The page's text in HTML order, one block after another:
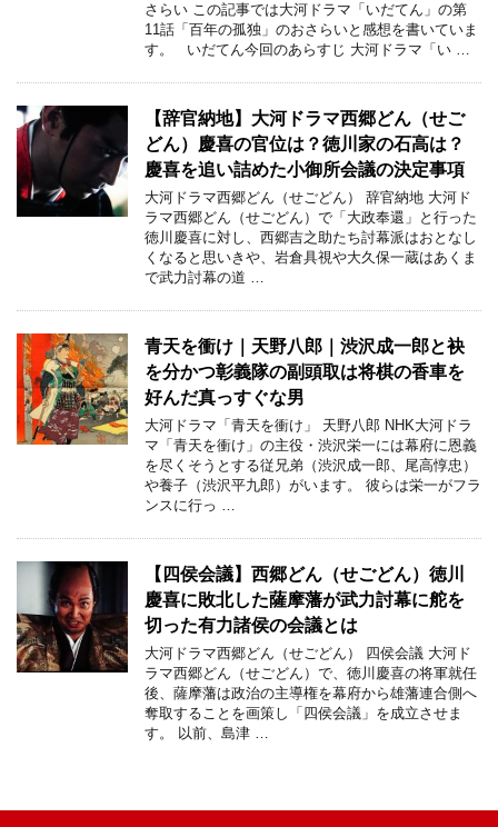
さらい この記事では大河ドラマ「いだてん」の第
11話「百年の孤独」のおさらいと感想を書いていま
す。 いだてん今回のあらすじ 大河ドラマ「い …
【辞官納地】大河ドラマ西郷どん（せご
どん）慶喜の官位は？徳川家の石高は？
慶喜を追い詰めた小御所会議の決定事項
大河ドラマ西郷どん（せごどん） 辞官納地 大河ド
ラマ西郷どん（せごどん）で「大政奉還」と行った
徳川慶喜に対し、西郷吉之助たち討幕派はおとなし
くなると思いきや、岩倉具視や大久保一蔵はあくま
で武力討幕の道 …
青天を衝け｜天野八郎｜渋沢成一郎と袂
を分かつ彰義隊の副頭取は将棋の香車を
好んだ真っすぐな男
大河ドラマ「青天を衝け」 天野八郎 NHK大河ドラ
マ「青天を衝け」の主役・渋沢栄一には幕府に恩義
を尽くそうとする従兄弟（渋沢成一郎、尾高惇忠）
や養子（渋沢平九郎）がいます。 彼らは栄一がフラ
ンスに行っ …
【四侯会議】西郷どん（せごどん）徳川
慶喜に敗北した薩摩藩が武力討幕に舵を
切った有力諸侯の会議とは
大河ドラマ西郷どん（せごどん） 四侯会議 大河ド
ラマ西郷どん（せごどん）で、徳川慶喜の将軍就任
後、薩摩藩は政治の主導権を幕府から雄藩連合側へ
奪取することを画策し「四侯会議」を成立させま
す。 以前、島津 …